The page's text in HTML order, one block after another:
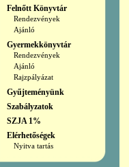
Felnőtt Könyvtár
Rendezvények
Ajánló
Gyermekkönyvtár
Rendezvények
Ajánló
Rajzpályázat
Gyűjteményünk
Szabályzatok
SZJA 1%
Elérhetőségek
Nyitva tartás